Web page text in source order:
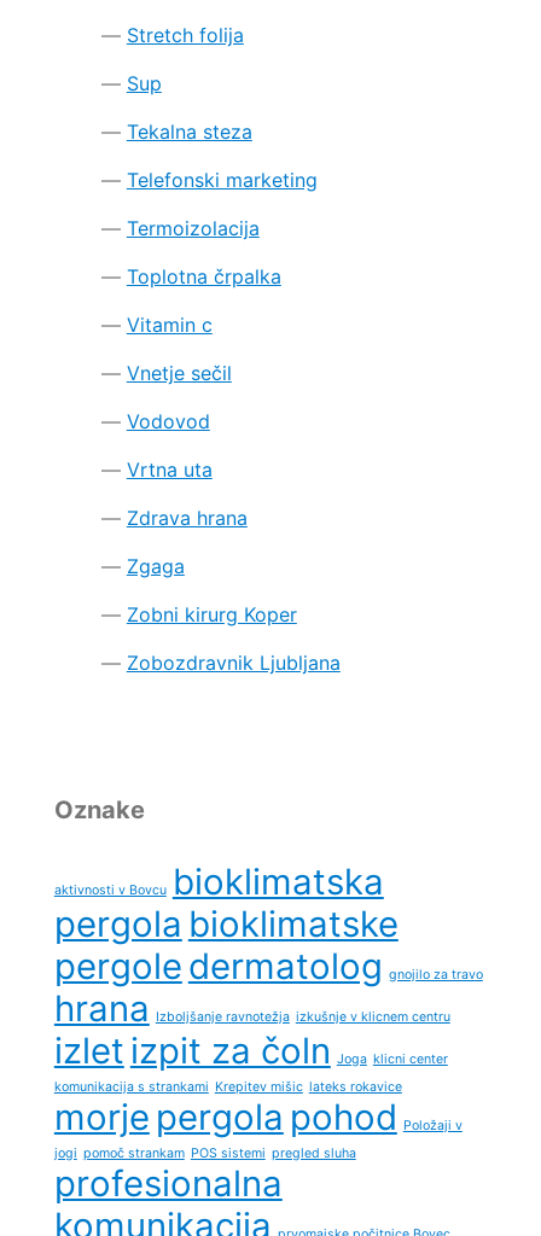
Stretch folija
Sup
Tekalna steza
Telefonski marketing
Termoizolacija
Toplotna črpalka
Vitamin c
Vnetje sečil
Vodovod
Vrtna uta
Zdrava hrana
Zgaga
Zobni kirurg Koper
Zobozdravnik Ljubljana
Oznake
aktivnosti v Bovcu bioklimatska
pergola bioklimatske
pergole dermatolog gnojilo za travo
hrana Izboljšanje ravnotežja izkušnje v klicnem centru
izlet izpit za čoln Joga klicni center
komunikacija s strankami Krepitev mišic lateks rokavice
morje pergola pohod
Položaji v
jogi pomoč strankam POS sistemi pregled sluha
profesionalna
komunikacija